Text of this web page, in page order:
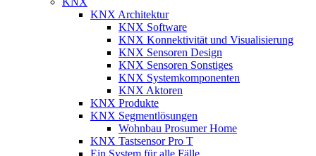
KNX Architektur
KNX Software
KNX Konnektivität und Visualisierung
KNX Sensoren Design
KNX Sensoren Sonstiges
KNX Systemkomponenten
KNX Aktoren
KNX Produkte
KNX Segmentlösungen
Wohnbau Prosumer Home
KNX Tastsensor Pro T
Ein System für alle Fälle